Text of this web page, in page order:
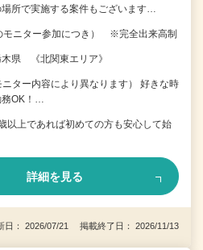
所で実施する案件もございます…
モニター参加につき） ※完全出来高制
県 《北関東エリア》
ター内容により異なります） 好きな時
務OK！…
上であれば初めての方も安心して始
詳細を見る
日： 2026/07/21 掲載終了日： 2026/11/13